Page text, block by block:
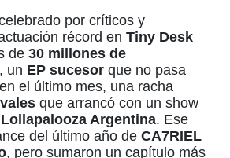
por críticos y
récord en Tiny Desk
de 30 millones de
, un EP sucesor que no pasa
el último mes, una racha
que arrancó con un show
Lollapalooza Argentina. Ese
del último año de CA7RIEL
, pero sumaron un capítulo más